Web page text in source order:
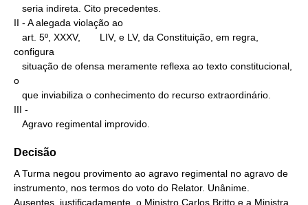
II - A alegada violação ao
configura
o
III -
   Agravo regimental improvido.
Decisão
A Turma negou provimento ao agravo regimental no agravo de
instrumento, nos termos do voto do Relator. Unânime.
Ausentes, justificadamente, o Ministro Carlos Britto e a Ministra